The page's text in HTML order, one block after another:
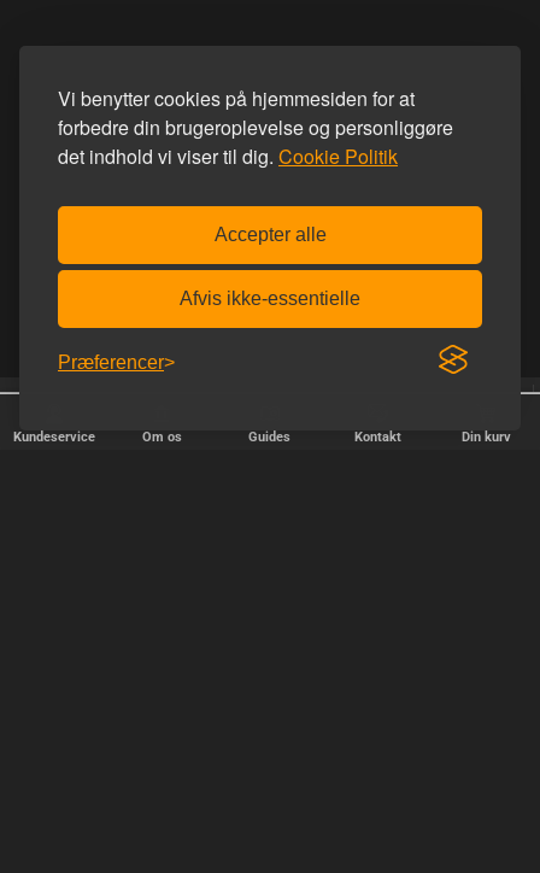
Vi benytter cookies på hjemmesiden for at
forbedre din brugeroplevelse og personliggøre
det indhold vi viser til dig. Cookie Politik
Accepter alle
Afvis ikke-essentielle
Præferencer
Kundeservice Om os Guides Kontakt Din kurv